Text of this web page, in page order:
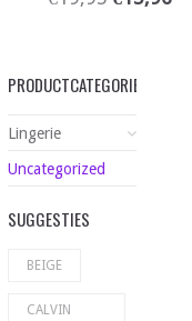
PRODUCTCATEGORIEËN
Lingerie
Uncategorized
SUGGESTIES
BEIGE
CALVIN